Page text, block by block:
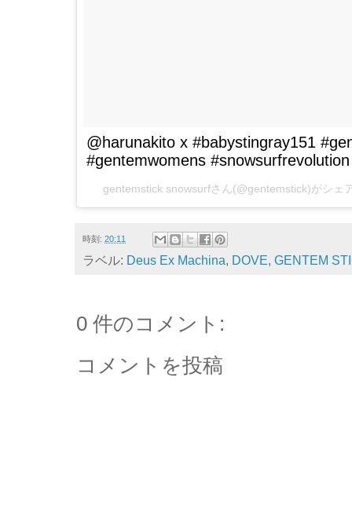
@harunakito x #babystingray151
#gentemwomens #snowsurfrevolution
gentemstick snowsurfさん(@gentemstick)がシェ
時刻: 20:11
ラベル: Deus Ex Machina, DOVE, GENTEM
0 件のコメント:
コメントを投稿